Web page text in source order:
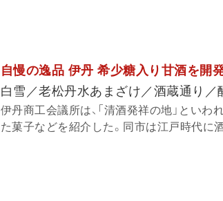
自慢の逸品 伊丹 希少糖入り甘酒を開
白雪／老松丹水あまざけ／酒蔵通り
伊丹商工会議所は、「清酒発祥の地」とい
た菓子などを紹介した。同市は江戸時代に